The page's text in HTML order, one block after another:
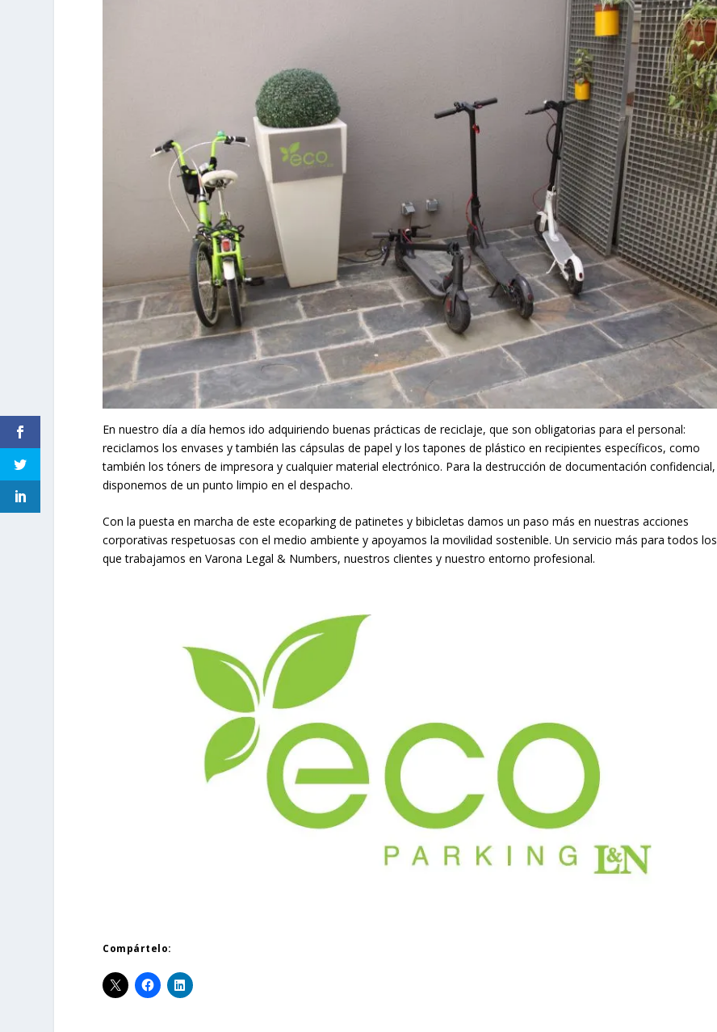
En nuestro día a día hemos ido adquiriendo buenas prácticas de reciclaje, que son obligatorias para el personal:
reciclamos los envases y también las cápsulas de papel y los tapones de plástico en recipientes específicos, como
también los tóners de impresora y cualquier material electrónico. Para la destrucción de documentación confidencial,
disponemos de un punto limpio en el despacho.
Con la puesta en marcha de este ecoparking de patinetes y bibicletas damos un paso más en nuestras acciones
corporativas respetuosas con el medio ambiente y apoyamos la movilidad sostenible. Un servicio más para todos los
que trabajamos en Varona Legal & Numbers, nuestros clientes y nuestro entorno profesional.
Compártelo: